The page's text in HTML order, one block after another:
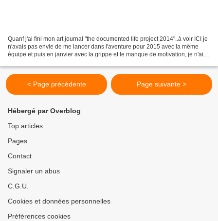
Quanf j'ai fini mon art journal "the documented life project 2014"..à voir ICI je
n'avais pas envie de me lancer dans l'aventure pour 2015 avec la même
équipe et puis en janvier avec la grippe et le manque de motivation, je n'ai
< Page précédente Page suivante >
Hébergé par Overblog
Top articles
Pages
Contact
Signaler un abus
C.G.U.
Cookies et données personnelles
Préférences cookies